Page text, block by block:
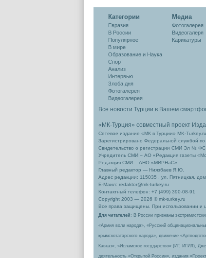
Категории
Евразия
В России
Популярное
В мире
Образование и Наука
Спорт
Анализ
Интервью
Злоба дня
Фотогалерея
Видеогалерея
Медиа
Фотогалерея
Видеогалеря
Карикатуры
Все новости Турции в Вашем
«МК-Турция» совместный проект
Сетевое издание «МК в Турции» MK-
Зарегистрировано Федеральной службой
Свидетельство о регистрации СМИ Эл № ФС
Учредитель СМИ – АО «Редакция газеты
Редакция СМИ – АНО «МИРНаС»
Главный редактор — Ниязбаев Я.Ю.
Адрес редакции: 115035 , ул. Пятницкая,
Е-Маил: redaktor@mk-turkey.ru
Контактный телефон: +7 (499) 390-08-91
Copyright 2003 — 2026 © mk-turkey.ru
Все права защищены. При использовании и
Для читателей : В России признаны
«Армия воли народа», «Русский
крымскотатарского народа», движение
Кавказ», «Исламское государство» (ИГ, ИГИЛ),
деятельность «Открытой России», издания